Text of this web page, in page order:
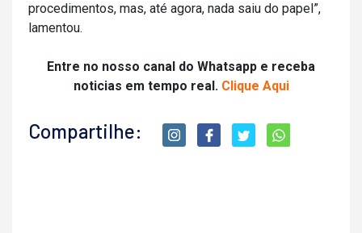
procedimentos, mas, até agora, nada saiu do papel”,
lamentou.
Entre no nosso canal do Whatsapp e receba
noticias em tempo real. Clique Aqui
Compartilhe: